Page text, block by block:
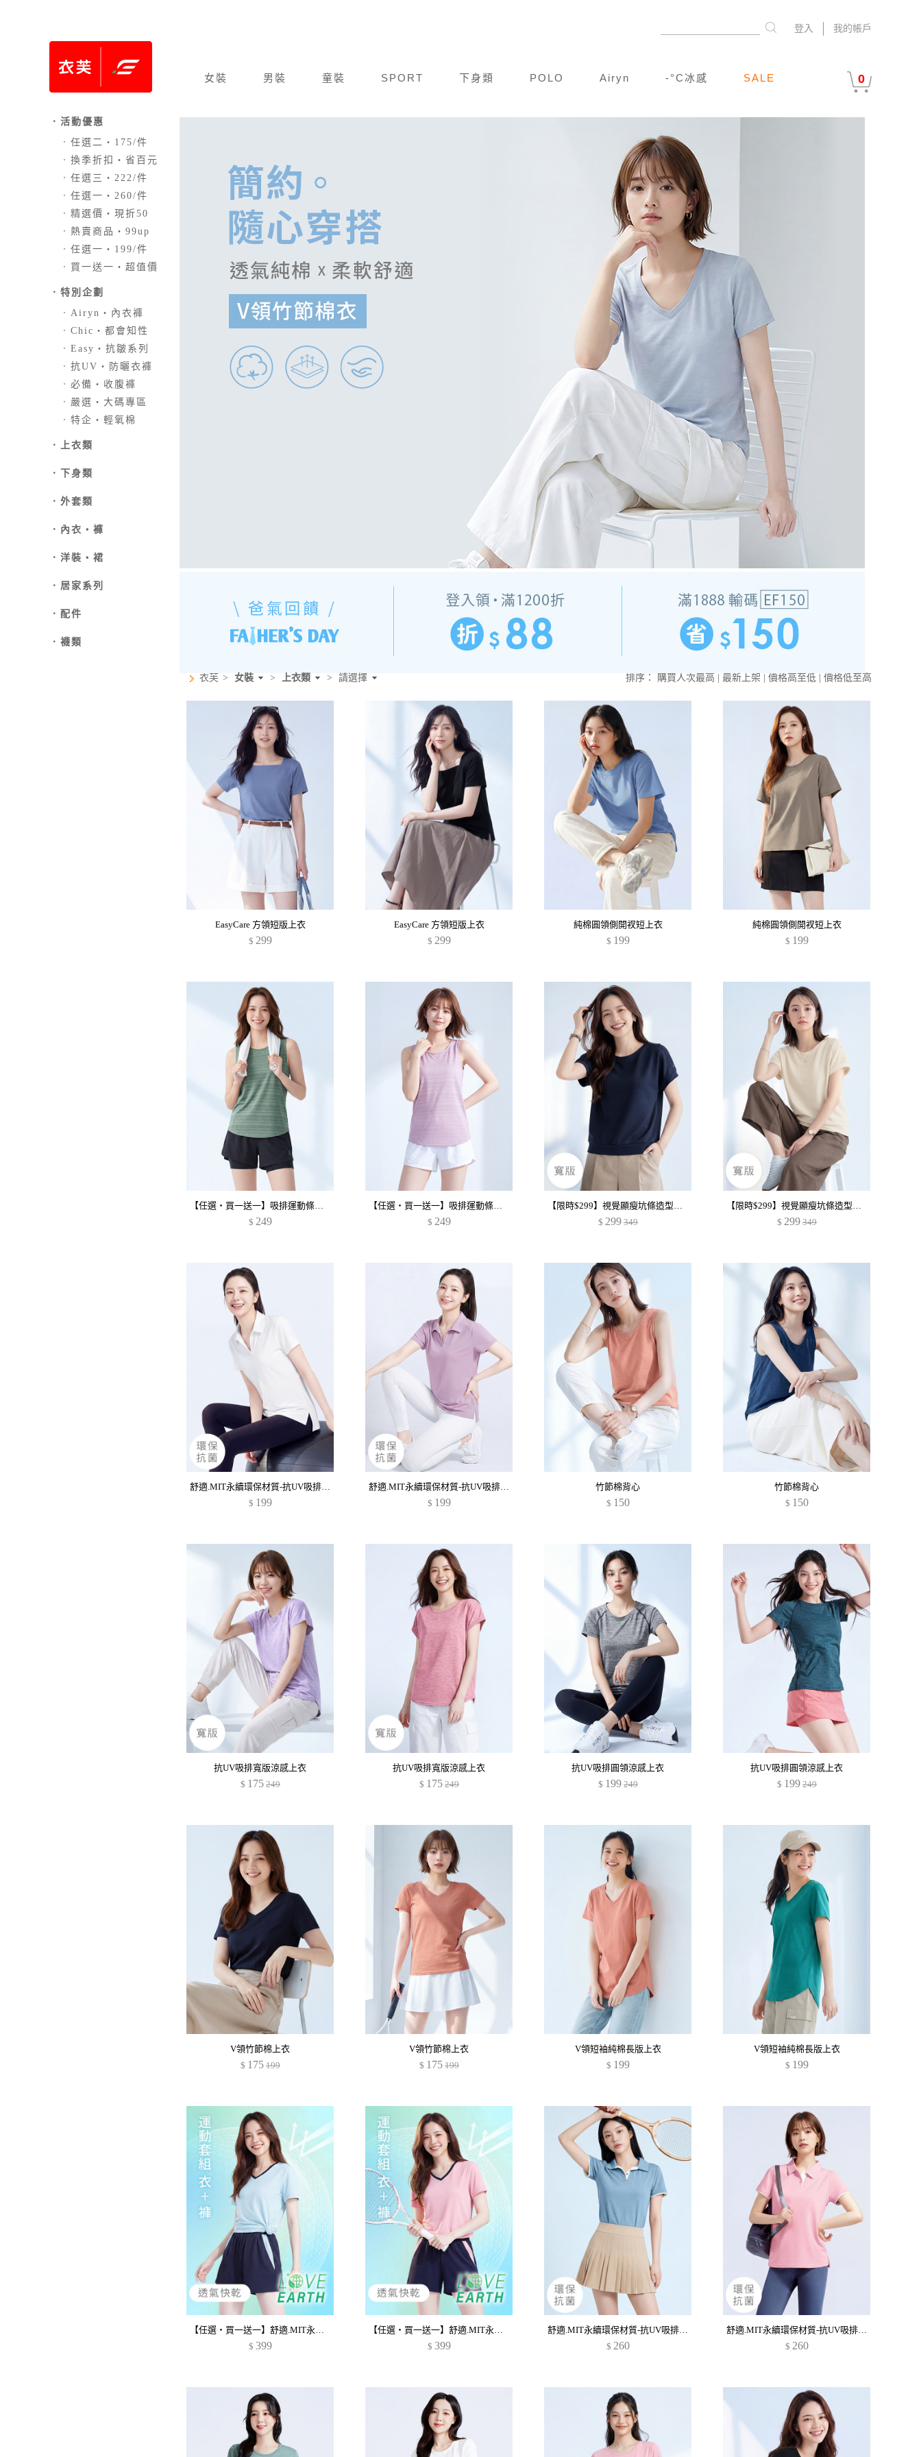
我的帳戶
登入
女裝 男裝 童裝 SPORT 下身類 POLO Airyn -°C冰感 SALE 0
．活動優惠
． 任選二‧175/件
． 換季折扣‧省百元
． 任選三‧222/件
． 任選一‧260/件
． 精選價‧現折50
． 熱賣商品‧99up
． 任選一‧199/件
． 買一送一‧超值價
． 特別企劃
． Airyn‧內衣褲
． Chic‧都會知性
． Easy‧抗皺系列
． 抗UV‧防曬衣褲
． 必備‧收腹褲
． 嚴選‧大碼專區
． 特企‧輕氧棉
． 上衣類
． 下身類
．外套類
． 內衣‧褲
． 洋裝‧裙
． 居家系列
． 配件
．襪類
衣芙 > 女裝 > 上衣類 > 請選擇 排序： 購買人次最高 最新上架 價格高至低 價格低至高
EasyCare 方領短版上衣
$ 299
EasyCare 方領短版上衣
$ 299
純棉圓領側開衩短上衣
$ 199
純棉圓領側開衩短上衣
$ 199
【任選‧買一送一】吸排運動條紋背心
$ 249
【任選‧買一送一】吸排運動條紋背心
$ 249
【限時$299】視覺顯瘦坑條造型釦寬版上衣
$ 299 349
【限時$299】視覺顯瘦坑條造型釦寬版上衣
$ 299 349
舒適.MIT永續環保材質-抗UV吸排抗菌polo衫
$ 199
舒適.MIT永續環保材質-抗UV吸排抗菌polo衫
$ 199
竹節棉背心
$ 150
竹節棉背心
$ 150
抗UV吸排寬版涼感上衣
$ 175 249
抗UV吸排寬版涼感上衣
$ 175 249
抗UV吸排圓領涼感上衣
$ 199 249
抗UV吸排圓領涼感上衣
$ 199 249
V領竹節棉上衣
$ 175 199
V領竹節棉上衣
$ 175 199
V領短袖純棉長版上衣
$ 199
V領短袖純棉長版上衣
$ 199
【任選‧買一送一】舒適.MIT永續環保材質-抗UV吸排抗菌V領配色運動套裝
$ 399
【任選‧買一送一】舒適.MIT永續環保材質-抗UV吸排抗菌V領配色運動套裝
$ 399
舒適.MIT永續環保材質-抗UV吸排抗菌拼色polo衫
$ 260
舒適.MIT永續環保材質-抗UV吸排抗菌拼色polo衫
$ 260